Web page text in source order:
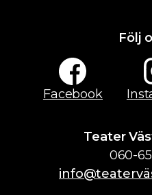
Teater
060-
Följ
Facebook